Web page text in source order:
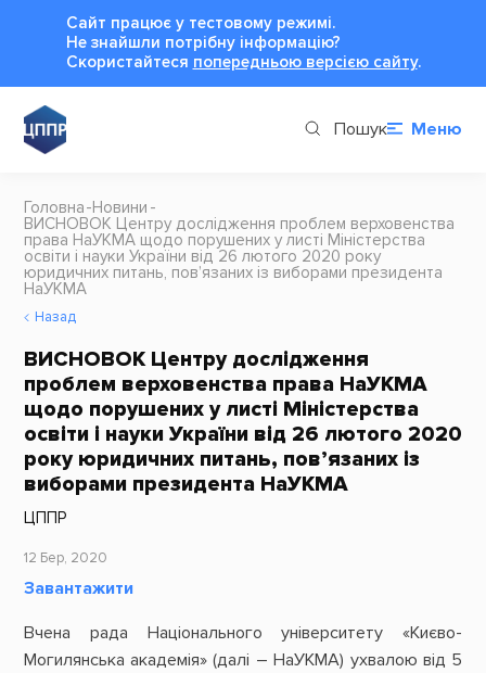
Сайт працює у тестовому режимі.
Не знайшли потрібну інформацію?
Cкористайтеся попередньою версією сайту.
Пошук Меню
Головна Новини
ВИСНОВОК Центру дослідження проблем верховенства
права НаУКМА щодо порушених у листі Міністерства
освіти і науки України від 26 лютого 2020 року
юридичних питань, пов’язаних із виборами президента
НаУКМА
Назад
ВИСНОВОК Центру дослідження
проблем верховенства права НаУКМА
щодо порушених у листі Міністерства
освіти і науки України від 26 лютого 2020
року юридичних питань, пов’язаних із
виборами президента НаУКМА
ЦППР
12 Бер, 2020
Завантажити
Вчена рада Національного університету «Києво-
Могилянська академія» (далі – НаУКМА) ухвалою від 5